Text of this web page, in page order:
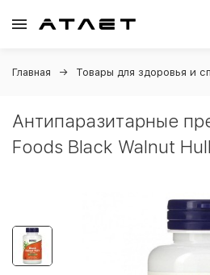
Главная Товары для здоровья и
Антипаразитарные
Foods Black Walnut